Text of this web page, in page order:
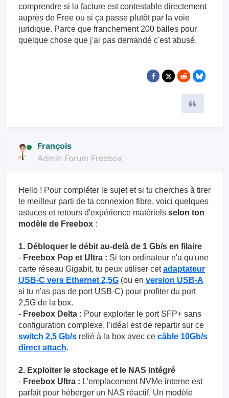
comprendre si la facture est contestable directement
auprès de Free ou si ça passe plutôt par la voie
juridique. Parce que franchement 200 balles pour
quelque chose que j'ai pas demandé c'est abusé.
François
Admin Forum Freebox
Hello ! Pour compléter le sujet et si tu cherches à tirer
le meilleur parti de ta connexion fibre, voici quelques
astuces et retours d'expérience matériels selon ton
modèle de Freebox :
1. Débloquer le débit au-delà de 1 Gb/s en filaire
- Freebox Pop et Ultra : Si ton ordinateur n'a qu'une
carte réseau Gigabit, tu peux utiliser cetadaptateur
USB-C vers Ethernet 2,5G (ou en version USB-A
si tu n'as pas de port USB-C) pour profiter du port
2,5G de la box.
- Freebox Delta : Pour exploiter le port SFP+ sans
configuration complexe, l'idéal est de repartir sur ce
switch 2,5 Gb/s relié à la box avec ce câble 10Gb/s
direct attach.
2. Exploiter le stockage et le NAS intégré
- Freebox Ultra : L'emplacement NVMe interne est
parfait pour héberger un NAS réactif. Un modèle